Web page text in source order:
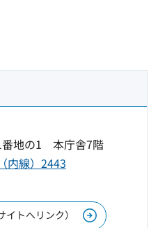
番地の1 本庁舎7階
内線）2443
トへリンク）